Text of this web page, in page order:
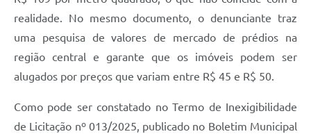
realidade. No mesmo documento, o denunciante traz
uma pesquisa de valores de mercado de prédios na
região central e garante que os imóveis podem ser
alugados por preços que variam entre R$ 45 e R$ 50.
Como pode ser constatado no Termo de Inexigibilidade
de Licitação nº 013/2025, publicado no Boletim Municipal